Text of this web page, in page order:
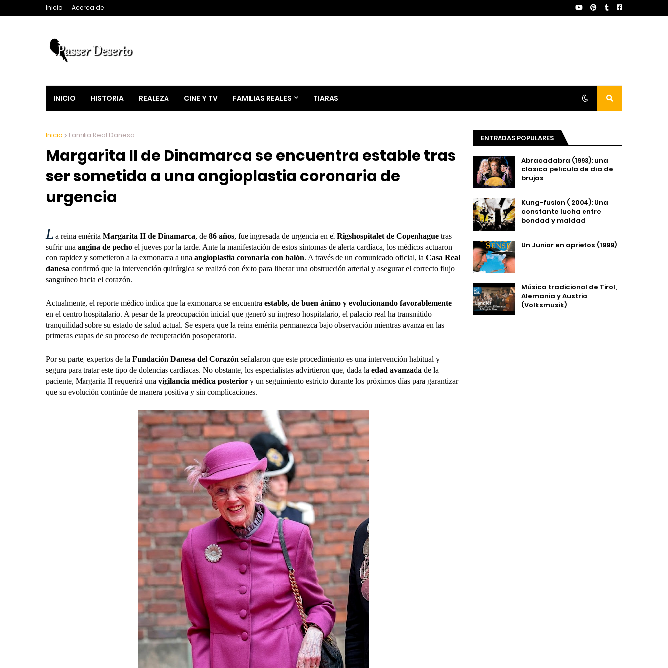
Inicio Acerca de
INICIO HISTORIA REALEZA CINE Y TV FAMILIAS REALES TIARAS
Inicio Familia Real Danesa
Margarita II de Dinamarca se encuentra estable tras
ser sometida a una angioplastia coronaria de
urgencia
La reina emérita Margarita II de Dinamarca, de 86 años, fue ingresada de urgencia en el Rigshospitalet de Copenhague tras
sufrir una angina de pecho el jueves por la tarde. Ante la manifestación de estos síntomas de alerta cardíaca, los médicos actuaron
con rapidez y sometieron a la exmonarca a una angioplastia coronaria con balón. A través de un comunicado oficial, la Casa Real
danesa confirmó que la intervención quirúrgica se realizó con éxito para liberar una obstrucción arterial y asegurar el correcto flujo
sanguíneo hacia el corazón.
Actualmente, el reporte médico indica que la exmonarca se encuentra estable, de buen ánimo y evolucionando favorablemente
en el centro hospitalario. A pesar de la preocupación inicial que generó su ingreso hospitalario, el palacio real ha transmitido
tranquilidad sobre su estado de salud actual. Se espera que la reina emérita permanezca bajo observación mientras avanza en las
primeras etapas de su proceso de recuperación posoperatoria.
Por su parte, expertos de la Fundación Danesa del Corazón señalaron que este procedimiento es una intervención habitual y
segura para tratar este tipo de dolencias cardíacas. No obstante, los especialistas advirtieron que, dada la edad avanzada de la
paciente, Margarita II requerirá una vigilancia médica posterior y un seguimiento estricto durante los próximos días para garantizar
que su evolución continúe de manera positiva y sin complicaciones.
ENTRADAS POPULARES
Abracadabra (1993): una
clásica película de día de
brujas
Kung-fusion ( 2004): Una
constante lucha entre
bondad y maldad
Un Junior en aprietos (1999)
Música tradicional de Tirol,
Alemania y Austria
(Volksmusik)